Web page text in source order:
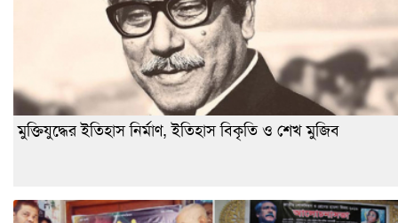
মুক্তিযুদ্ধের ইতিহাস নির্মাণ, ইতিহাস বিকৃতি ও শেখ মুজিব